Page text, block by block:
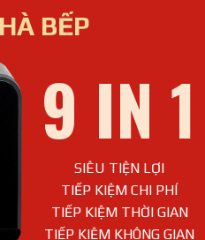
BẾP
9 IN 1
SIÊU TIỆN LỢI
TIẾP KIỆM CHI PHÍ
TIẾP KIỆM THỜI GIAN
TIẾP KIỆM KHÔNG GIAN